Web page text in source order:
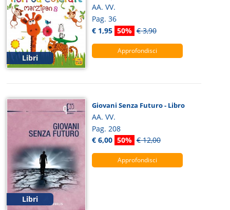
Libri
AA. VV.
Pag. 36
€ 1,95 50% € 3,90
Approfondisci
Libri
Giovani Senza Futuro - Libro
AA. VV.
Pag. 208
€ 6,00 50% € 12,00
Approfondisci